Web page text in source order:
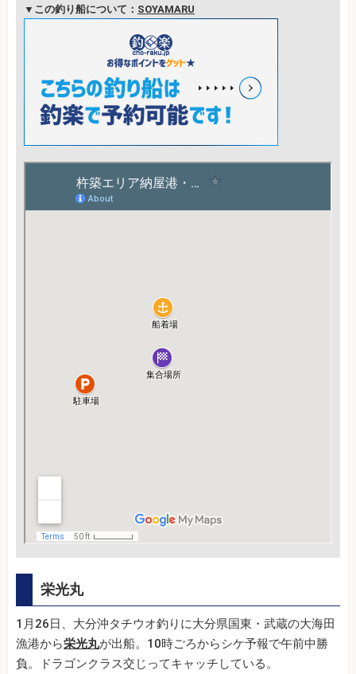
▼この釣り船について： SOYAMARU
栄光丸
1月26日、大分沖タチウオ釣りに大分県国東・武蔵の大海田
漁港から栄光丸が出船。10時ごろからシケ予報で午前中勝
負。ドラゴンクラス交じってキャッチしている。